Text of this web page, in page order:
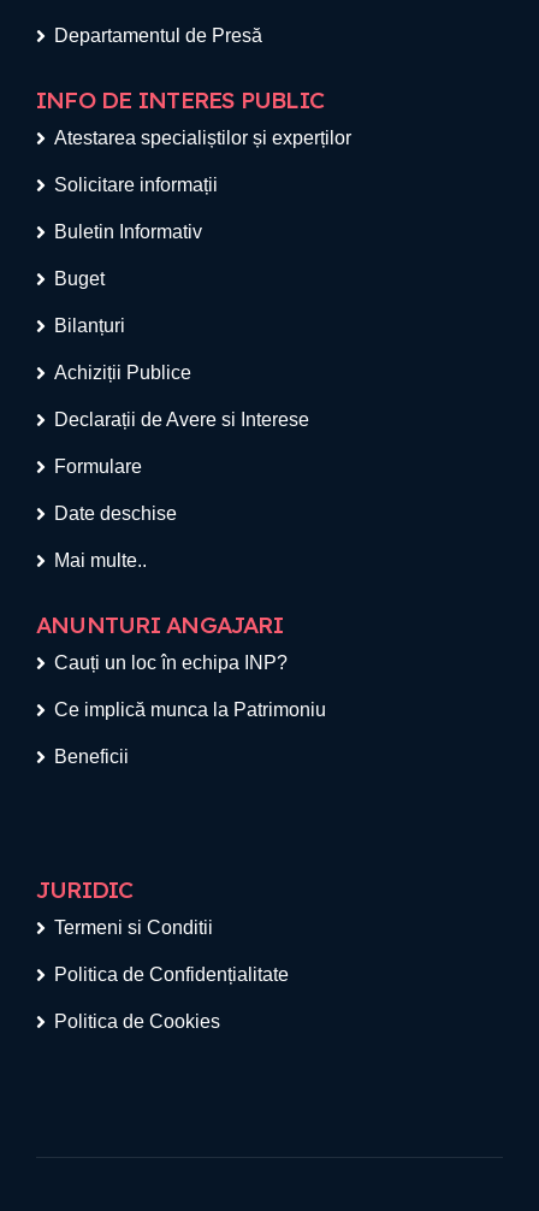
Departamentul de Presă
INFO DE INTERES PUBLIC
Atestarea specialiștilor și experților
Solicitare informații
Buletin Informativ
Buget
Bilanțuri
Achiziții Publice
Declarații de Avere si Interese
Formulare
Date deschise
Mai multe..
ANUNTURI ANGAJARI
Cauți un loc în echipa INP?
Ce implică munca la Patrimoniu
Beneficii
JURIDIC
Termeni si Conditii
Politica de Confidențialitate
Politica de Cookies